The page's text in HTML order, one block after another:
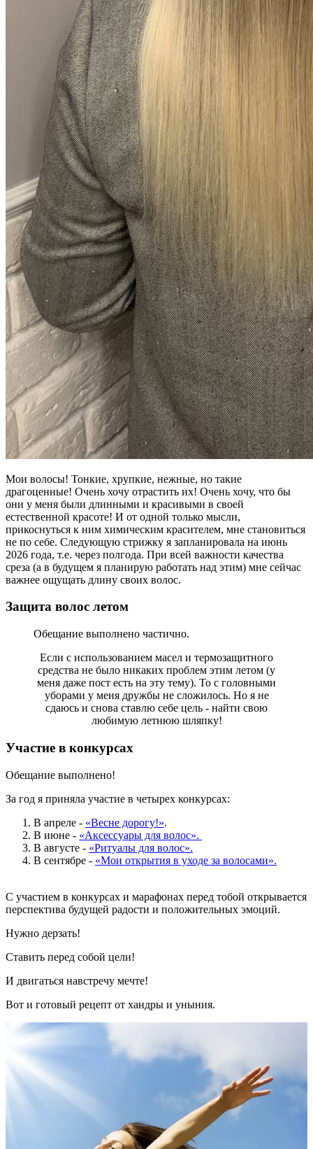
Мои волосы! Тонкие, хрупкие, нежные, но такие
драгоценные! Очень хочу отрастить их! Очень хочу, что бы
они у меня были длинными и красивыми в своей
естественной красоте! И от одной только мысли,
прикоснуться к ним химическим красителем, мне становиться
не по себе. Следующую стрижку я запланировала на июнь
2026 года, т.е. через полгода. При всей важности качества
среза (а в будущем я планирую работать над этим) мне сейчас
важнее ощущать длину своих волос.
Защита волос летом
Обещание выполнено частично.
Если с использованием масел и термозащитного
средства не было никаких проблем этим летом (у
меня даже пост есть на эту тему). То с головными
уборами у меня дружбы не сложилось. Но я не
сдаюсь и снова ставлю себе цель - найти свою
любимую летнюю шляпку!
Участие в конкурсах
Обещание выполнено!
За год я приняла участие в четырех конкурсах:
В апреле - «Весне дорогу!».
В июне - «Аксессуары для волос».
В августе - «Ритуалы для волос».
В сентябре - «Мои открытия в уходе за волосами».
С участием в конкурсах и марафонах перед тобой открывается
перспектива будущей радости и положительных эмоций.
Нужно дерзать!
Ставить перед собой цели!
И двигаться навстречу мечте!
Вот и готовый рецепт от хандры и уныния.